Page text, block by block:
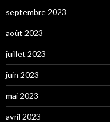
septembre 2023
août 2023
juillet 2023
juin 2023
mai 2023
avril 2023